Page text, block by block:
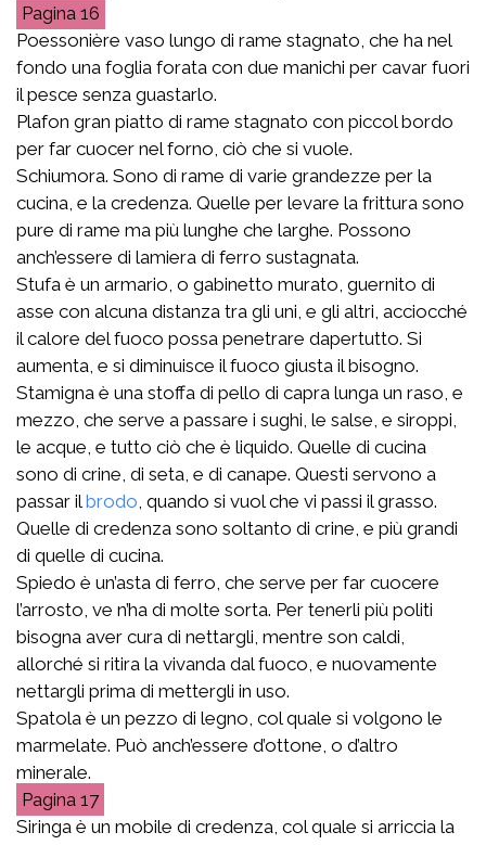
16
Poessonière vaso lungo di rame stagnato, che ha nel
fondo una foglia forata con due manichi per cavar fuori
il pesce senza guastarlo.
Plafon gran piatto di rame stagnato con piccol bordo
per far cuocer nel forno, ciò che si vuole.
Schiumora. Sono di rame di varie grandezze per la
cucina, e la credenza. Quelle per levare la frittura sono
pure di rame ma più lunghe che larghe. Possono
anch’essere di lamiera di ferro sustagnata.
Stufa è un armario, o gabinetto murato, guernito di
asse con alcuna distanza tra gli uni, e gli altri, acciocché
il calore del fuoco possa penetrare dapertutto. Si
aumenta, e si diminuisce il fuoco giusta il bisogno.
Stamigna è una stoffa di pello di capra lunga un raso, e
mezzo, che serve a passare i sughi, le salse, e siroppi,
le acque, e tutto ciò che è liquido. Quelle di cucina
sono di crine, di seta, e di canape. Questi servono a
passar ilbrodo , quando si vuol che vi passi il grasso.
Quelle di credenza sono soltanto di crine, e più grandi
di quelle di cucina.
Spiedo è un’asta di ferro, che serve per far cuocere
l’arrosto, ve n’ha di molte sorta. Per tenerli più politi
bisogna aver cura di nettargli, mentre son caldi,
allorché si ritira la vivanda dal fuoco, e nuovamente
nettargli prima di mettergli in uso.
Spatola è un pezzo di legno, col quale si volgono le
marmelate. Può anch’essere d’ottone, o d’altro
minerale.
17
Siringa è un mobile di credenza, col quale si arriccia la